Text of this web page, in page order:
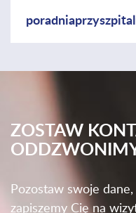
ZOSTAW
Pozostaw swoje
zapiszemy Cię na